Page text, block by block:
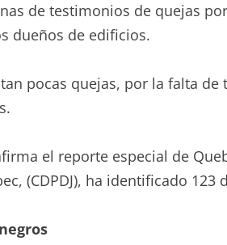
de testimonios de quejas
dueños de edificios.
pocas quejas, por la falta
el reporte especial de
(CDPDJ), ha identificado